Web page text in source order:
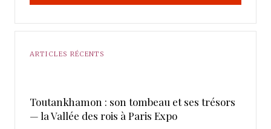
ARTICLES RÉCENTS
Toutankhamon : son tombeau et ses trésors
— la Vallée des rois à Paris Expo